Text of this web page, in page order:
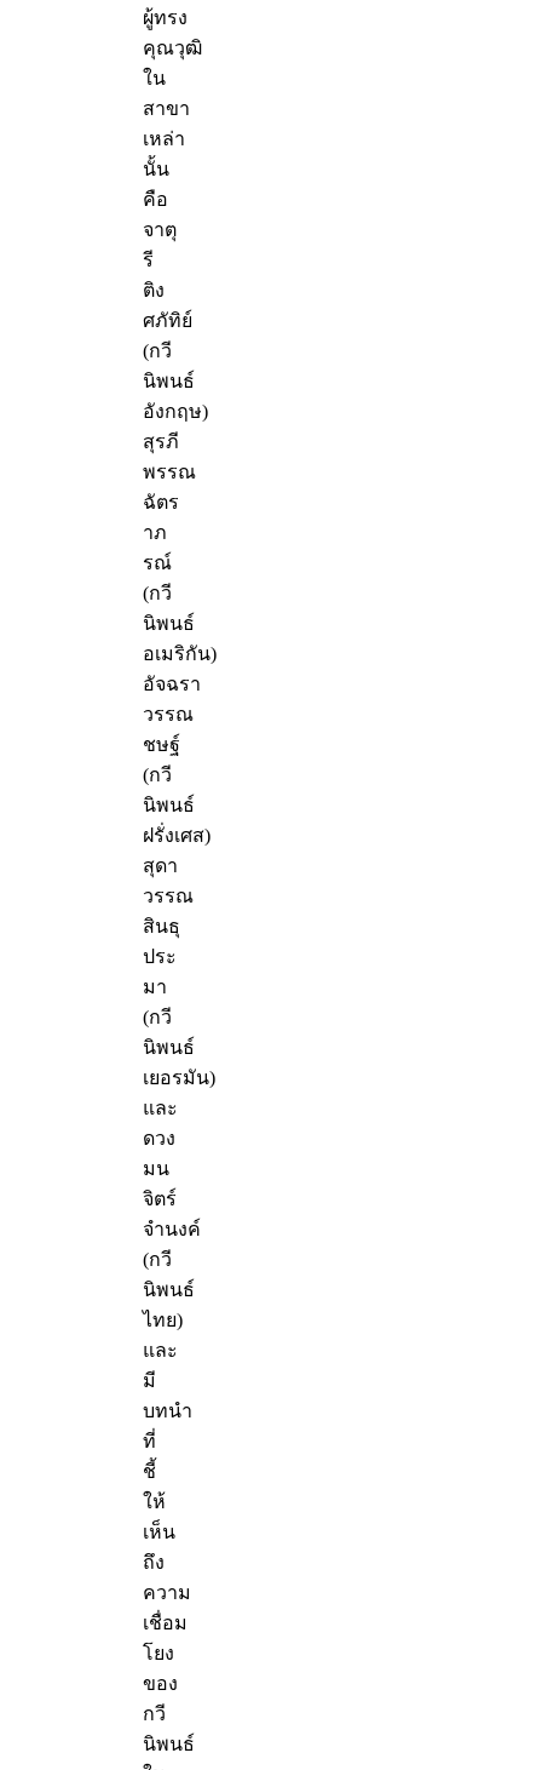
ผู้ทรง
คุณวุฒิ
ใน
สาขา
เหล่า
นั้น
คือ
จาตุ
รี
ติง
ศภัทิย์
(กวี
นิพนธ์
อังกฤษ)
สุรภี
พรรณ
ฉัตร
าภ
รณ์
(กวี
นิพนธ์
อเมริกัน)
อัจฉรา
วรรณ
ชษฐ์
(กวี
นิพนธ์
ฝรั่งเศส)
สุดา
วรรณ
สินธุ
ประ
มา
(กวี
นิพนธ์
เยอรมัน)
และ
ดวง
มน
จิตร์
จำนงค์
(กวี
นิพนธ์
ไทย)
และ
มี
บทนำ
ที่
ชี้
ให้
เห็น
ถึง
ความ
เชื่อม
โยง
ของ
กวี
นิพนธ์